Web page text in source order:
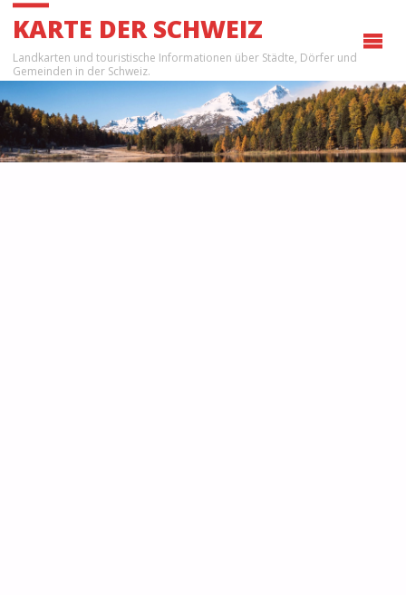
KARTE DER SCHWEIZ
Landkarten und touristische Informationen über Städte, Dörfer und
Gemeinden in der Schweiz.